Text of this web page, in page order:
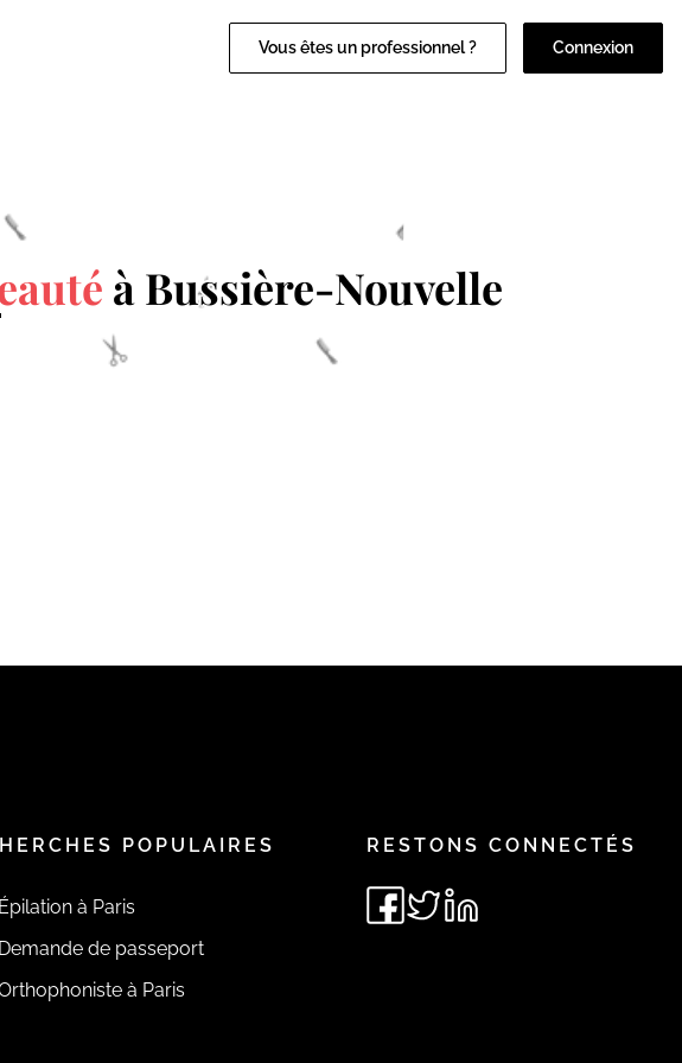
Vous êtes un professionnel ? Connexion
à Bussière-Nouvelle
POPULAIRES
Épilation à Paris
Demande de passeport
à Paris
RESTONS CONNECTÉS